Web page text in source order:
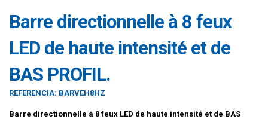
Barre directionnelle à 8 feux
LED de haute intensité et de
BAS PROFIL.
REFERENCIA: BARVEH8HZ
Barre directionnelle à 8 feux LED de haute intensité et de BAS